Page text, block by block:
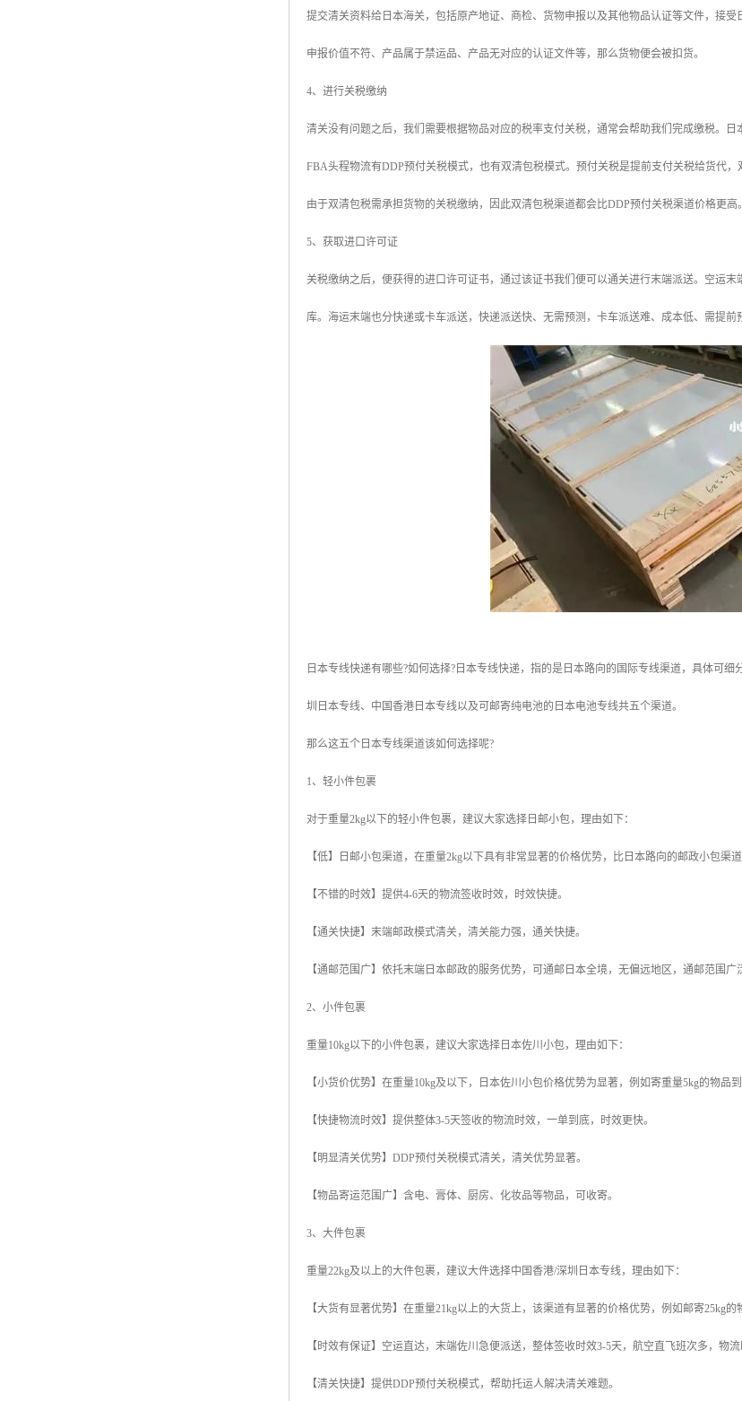
提交清关资料给日本海关，包括原产地证、商检、货物申报以及其他物品认证等文件，接
申报价值不符、产品属于禁运品、产品无对应的认证文件等，那么货物便会被扣货。
4、进行关税缴纳
清关没有问题之后，我们需要根据物品对应的税率支付关税，通常会帮助我们完成缴税。
FBA头程物流有DDP预付关税模式，也有双清包税模式。预付关税是提前支付关税给货代，
由于双清包税需承担货物的关税缴纳，因此双清包税渠道都会比DDP预付关税渠道价格更高
5、获取进口许可证
关税缴纳之后，便获得的进口许可证书，通过该证书我们便可以通关进行末端派送。空运
库。海运末端也分快递或卡车派送，快递派送快、无需预测，卡车派送难、成本低、需提前
日本专线快递有哪些?如何选择?日本专线快递，指的是日本路向的国际专线渠道，具体可
圳日本专线、中国香港日本专线以及可邮寄纯电池的日本电池专线共五个渠道。
那么这五个日本专线渠道该如何选择呢?
1、轻小件包裹
对于重量2kg以下的轻小件包裹，建议大家选择日邮小包，理由如下：
【低】日邮小包渠道，在重量2kg以下具有非常显著的价格优势，比日本路向的邮政小包渠道
【不错的时效】提供4-6天的物流签收时效，时效快捷。
【通关快捷】末端邮政模式清关，清关能力强，通关快捷。
【通邮范围广】依托末端日本邮政的服务优势，可通邮日本全境，无偏远地区，通邮范围广
2、小件包裹
重量10kg以下的小件包裹，建议大家选择日本佐川小包，理由如下：
【小货价优势】在重量10kg及以下，日本佐川小包价格优势为显著，例如寄重量5kg的物品
【快捷物流时效】提供整体3-5天签收的物流时效，一单到底，时效更快。
【明显清关优势】DDP预付关税模式清关，清关优势显著。
【物品寄运范围广】含电、膏体、厨房、化妆品等物品，可收寄。
3、大件包裹
重量22kg及以上的大件包裹，建议大件选择中国香港/深圳日本专线，理由如下：
【大货有显著优势】在重量21kg以上的大货上，该渠道有显著的价格优势，例如邮寄25kg
【时效有保证】空运直达，末端佐川急便派送，整体签收时效3-5天，航空直飞班次多，物流
【清关快捷】提供DDP预付关税模式，帮助托运人解决清关难题。